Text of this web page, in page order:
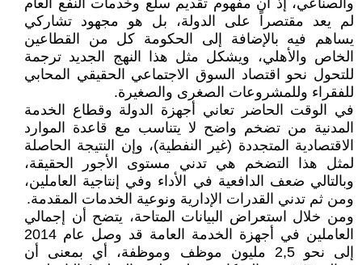
والصناعي، إذ أن مفهوم تقديم سلع وخدمات النفع العام
لم يعد مقتصراً على الدولة، بل هو مجهود تشاركي
يساهم فيه بالإضافة إلى الحكومة كل من القطاعين
الخاص والأهلي، ويشكل مثل هذا النهج الجديد ترجمة
للتحول نحو اقتصاد السوق الاجتماعي الحقيقي المحابي
للفقراء وللمشروعات الصغرى والصغيرة.
في الوقت الحاضر تعاني أجهزة الدولة وقطاع الخدمة
المدنية من تضخم واضح لا يتناسب مع قاعدة الموارد
الاقتصادية المتجددة (غير النفطية)، وإن النتيجة الحاصلة
لمثل هذا التضخم هي تدني مستوى الأجور الحقيقة،
وبالتالي ضعف الدافعية في الأداء وفي إنتاجية العاملين،
ومن ثم تدني القدرات الإدارية ونوعية الخدمات المقدمة.
ومن خلال استعراض البيانات المتاحة، يتضح أن إجمالي
العاملين في أجهزة الخدمة العامة قد وصل عام 2014
إلى نحو 2,5 مليون موظف وموظفة، أي بمعنى أن